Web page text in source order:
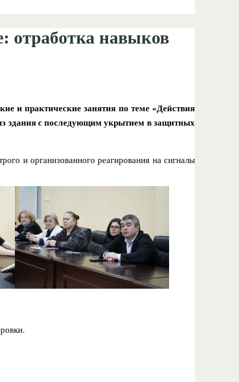
отработка навыков
и практические занятия по теме «Действия
здания с последующим укрытием в защитных
и организованного реагирования на сигналы